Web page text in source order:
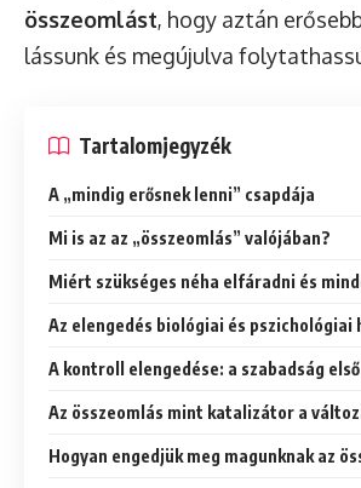
összeomlást, hogy aztán
lássunk és megújulva
Tartalomjegyzék
A „mindig erősnek lenni” csapdája
Mi is az az „összeomlás” valójában?
Miért szükséges néha elfáradni és
Az elengedés biológiai és pszichológiai
A kontroll elengedése: a szabadság
Az összeomlás mint katalizátor a
Hogyan engedjük meg magunknak az